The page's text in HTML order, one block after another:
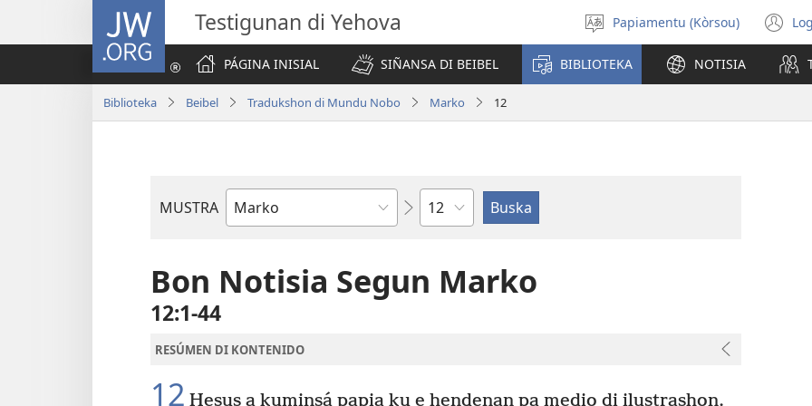
JW.ORG Testigunan di Yehova
Skohe
Idioma
Papiamentu (Kòrsou)
PÁGINA INISIAL
SIÑANSA DI BEIBEL BIBLIOTEKA NOTISIA
Biblioteka Beibel Tradukshon di Mundu Nobo Marko 12
MUSTRA
Buki
Kapítulo
Bon Notisia Segun Marko
12:1-44
RESÚMEN DI KONTENIDO
12 Hesus a kuminsá papia ku e hendenan pa medio di ilustrashon.